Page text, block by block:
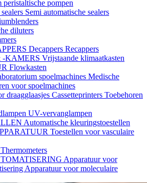
pompen
Semi automatische sealers
diluters
Decappers Recappers
KAMERS Vrijstaande klimaatkasten
Flowkasten
spoelmachines Medische
voor spoelmachines
draagglaasjes Cassetteprinters Toebehoren
UV-vervanglampen
Automatische kleuringstoestellen
Toestellen voor vasculaire
Thermometers
Apparatuur voor
Apparatuur voor moleculaire